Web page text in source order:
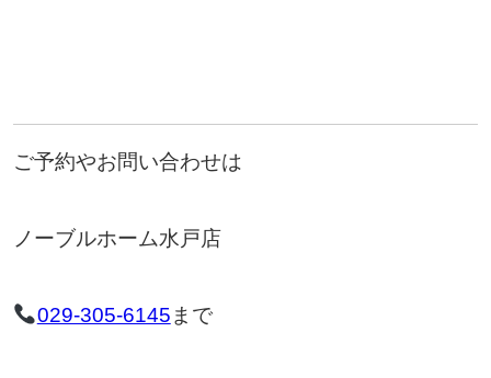
ご予約やお問い合わせは
ノーブルホーム水戸店
029-305-6145 まで